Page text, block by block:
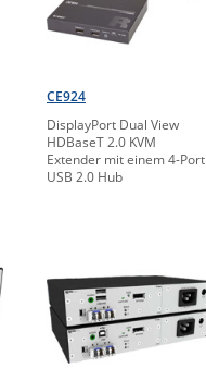
CE924
DisplayPort Dual View
HDBaseT 2.0 KVM
Extender mit einem 4-Port
USB 2.0 Hub